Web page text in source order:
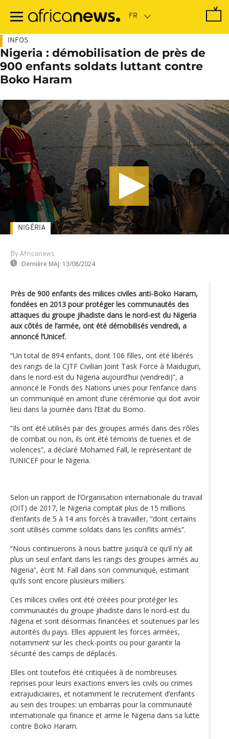
contenu
INFOS
Nigeria : démobilisation de près de
900 enfants soldats luttant contre
Boko Haram
By Africanews
Dernière MAJ: 13/08/2024
NIGÉRIA
Près de 900 enfants des milices civiles anti-Boko Haram,
fondées en 2013 pour protéger les communautés des
attaques du groupe jihadiste dans le nord-est du Nigeria
aux côtés de l’armée, ont été démobilisés vendredi, a
annoncé l’Unicef.
“Un total de 894 enfants, dont 106 filles, ont été libérés
des rangs de la CJTF Civilian Joint Task Force à Maiduguri,
dans le nord-est du Nigeria aujourd’hui (vendredi)”, a
annoncé le Fonds des Nations unies pour l’enfance dans
un communiqué en amont d’une cérémonie qui doit avoir
lieu dans la journée dans l’Etat du Borno.
“Ils ont été utilisés par des groupes armés dans des rôles
de combat ou non, ils ont été témoins de tueries et de
violences”, a déclaré Mohamed Fall, le représentant de
l’UNICEF pour le Nigeria.
Selon un rapport de l’Organisation internationale du travail
(OIT) de 2017, le Nigeria comptait plus de 15 millions
d’enfants de 5 à 14 ans forcés à travailler, “dont certains
sont utilisés comme soldats dans les conflits armés”.
“Nous continuerons à nous battre jusqu‘à ce qu’il n’y ait
plus un seul enfant dans les rangs des groupes armés au
Nigeria”, écrit M. Fall dans son communiqué, estimant
qu’ils sont encore plusieurs milliers.
Ces milices civiles ont été créées pour protéger les
communautés du groupe jihadiste dans le nord-est du
Nigeria et sont désormais financées et soutenues par les
autorités du pays. Elles appuient les forces armées,
notamment sur les check-points ou pour garantir la
sécurité des camps de déplacés.
Elles ont toutefois été critiquées à de nombreuses
reprises pour leurs exactions envers les civils ou crimes
extrajudiciaires, et notamment le recrutement d’enfants
au sein des troupes: un embarras pour la communauté
internationale qui finance et arme le Nigeria dans sa lutte
contre Boko Haram.